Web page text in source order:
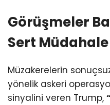
Görüşmeler
Sert Müdahale
Müzakerelerin
yönelik askeri
sinyalini veren Trump,